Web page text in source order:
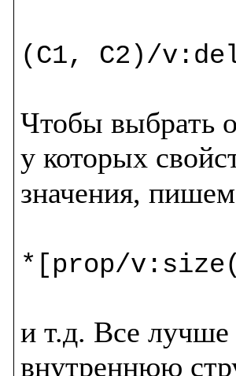
(C1, C2)/
Чтобы выбрать
у которых
значения, пишем
*[prop/
и т.д. Все лучше